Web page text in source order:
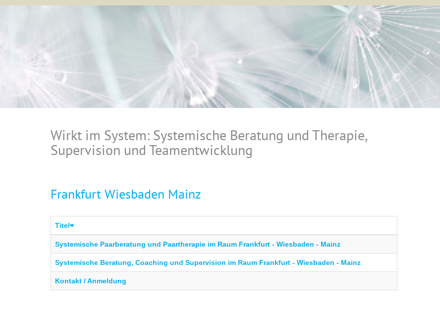
Wirkt im System: Systemische Beratung und Therapie,
Supervision und Teamentwicklung
Frankfurt Wiesbaden Mainz
Titel
Systemische Paarberatung und Paartherapie im Raum Frankfurt - Wiesbaden - Mainz
Systemische Beratung, Coaching und Supervision im Raum Frankfurt - Wiesbaden - Mainz
Kontakt / Anmeldung